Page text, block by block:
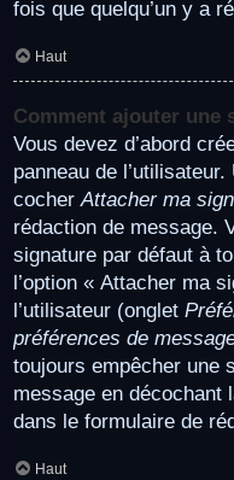
fois que quelqu’un y a
Haut
Comment ajouter une
Vous devez d’abord
panneau de
cocherAttacher ma
rédaction de message.
signature par défaut à
l’option « Attacher ma
l’utilisateur (onglet
préférences de
toujours empêcher une
message en décochant
dans le formulaire de
Haut